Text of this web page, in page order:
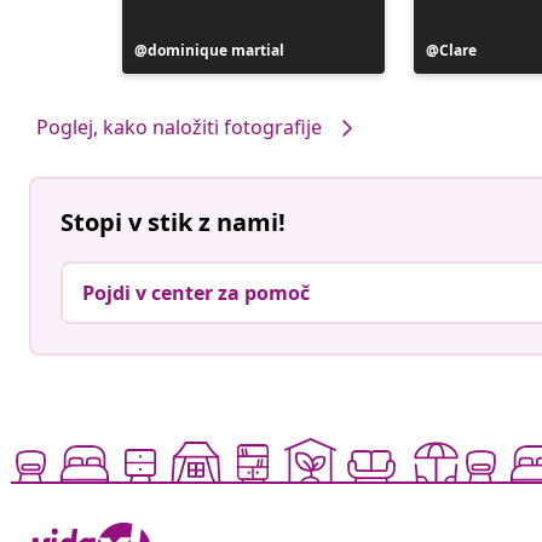
Objavo
je
dominique martial
Objavo
je
Clare
Poglej, kako naložiti fotografije
Stopi v stik z nami!
Pojdi v center za pomoč